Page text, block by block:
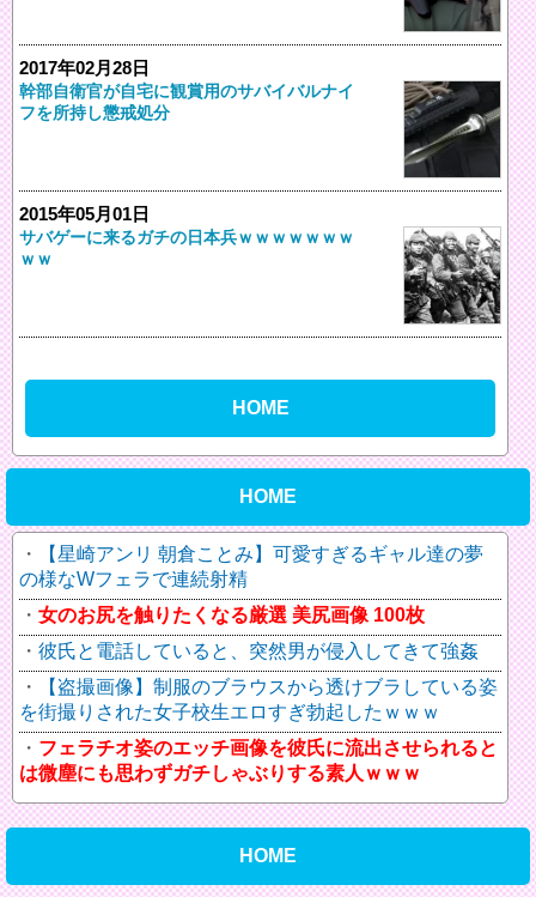
2017年02月28日
幹部自衛官が自宅に観賞用のサバイバルナイ
フを所持し懲戒処分
2015年05月01日
サバゲーに来るガチの日本兵ｗｗｗｗｗｗｗ
ｗｗ
HOME
HOME
【星崎アンリ 朝倉ことみ】可愛すぎるギャル達の夢
の様なWフェラで連続射精
女のお尻を触りたくなる厳選 美尻画像 100枚
彼氏と電話していると、突然男が侵入してきて強姦
【盗撮画像】制服のブラウスから透けブラしている姿
を街撮りされた女子校生エロすぎ勃起したｗｗｗ
フェラチオ姿のエッチ画像を彼氏に流出させられると
は微塵にも思わずガチしゃぶりする素人ｗｗｗ
HOME